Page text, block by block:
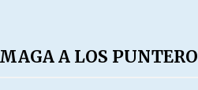
A LOS